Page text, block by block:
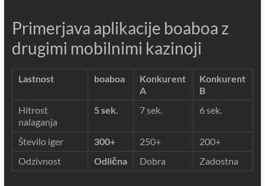
Primerjava aplikacije boaboa z
drugimi mobilnimi kazinoji
Lastnost boaboa
Konkurent
A
Konkurent
B
Hitrost
nalaganja
5 sek. 7 sek. 6 sek.
Število iger 300+ 250+
200+
Odzivnost
Odlična Dobra Zadostna